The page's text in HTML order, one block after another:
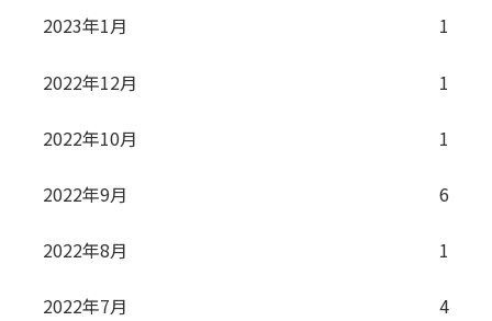
2023年1月 1
2022年12月 1
2022年10月 1
2022年9月 6
2022年8月 1
2022年7月 4